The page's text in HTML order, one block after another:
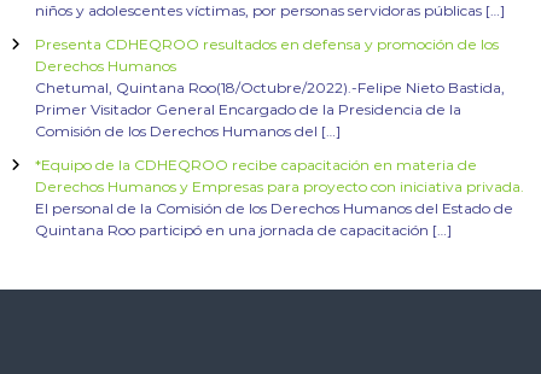
niños y adolescentes víctimas, por personas servidoras públicas […]
Presenta CDHEQROO resultados en defensa y promoción de los
Derechos Humanos
Chetumal, Quintana Roo(18/Octubre/2022).-Felipe Nieto Bastida,
Primer Visitador General Encargado de la Presidencia de la
Comisión de los Derechos Humanos del […]
*Equipo de la CDHEQROO recibe capacitación en materia de
Derechos Humanos y Empresas para proyecto con iniciativa privada.
El personal de la Comisión de los Derechos Humanos del Estado de
Quintana Roo participó en una jornada de capacitación […]